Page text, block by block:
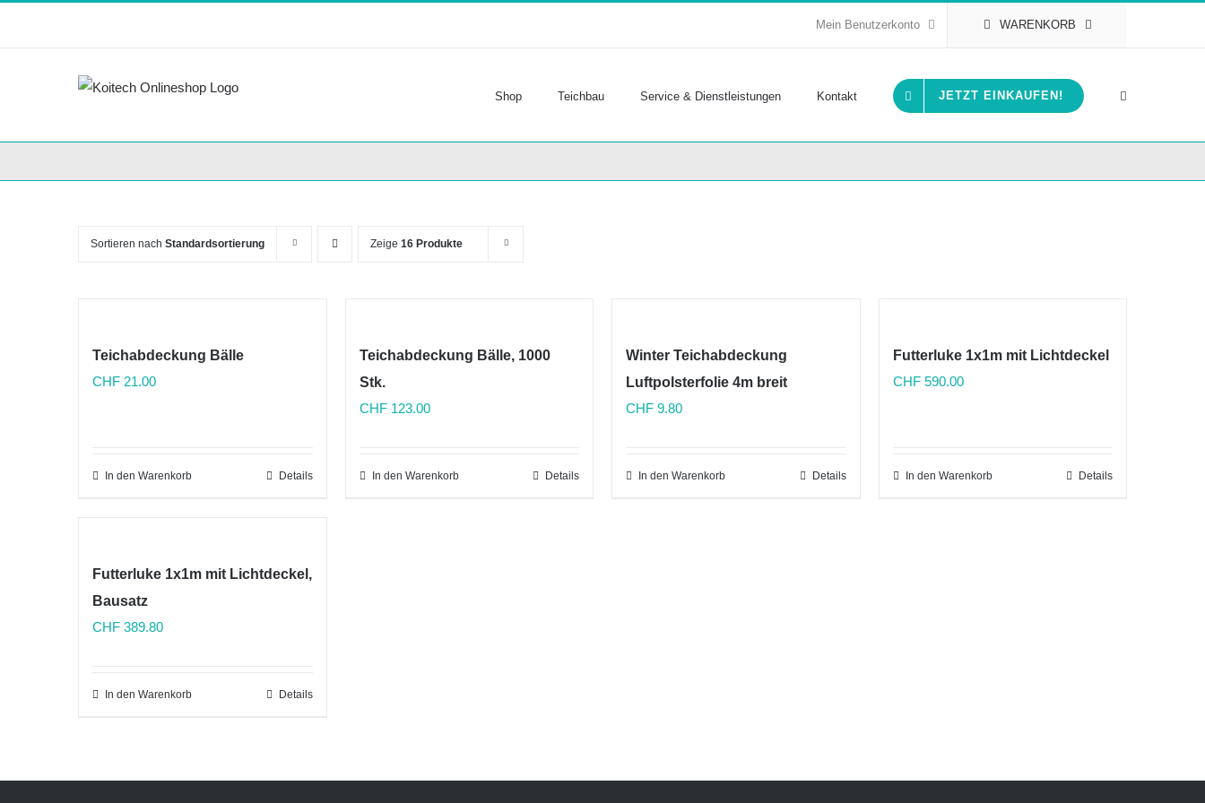
Mein Benutzerkonto WARENKORB
Shop Teichbau Service & Dienstleistungen Kontakt JETZT EINKAUFEN!
Sortieren nach Standardsortierung Zeige 16 Produkte
Teichabdeckung Bälle
CHF 21.00
In den Warenkorb Details
Teichabdeckung Bälle, 1000
Stk.
CHF123.00
In den Warenkorb Details
Winter Teichabdeckung
Luftpolsterfolie 4m breit
CHF 9.80
In den Warenkorb Details
Futterluke 1x1m mit Lichtdeckel
CHF590.00
In den Warenkorb Details
Futterluke 1x1m mit Lichtdeckel,
Bausatz
CHF 389.80
In den Warenkorb Details